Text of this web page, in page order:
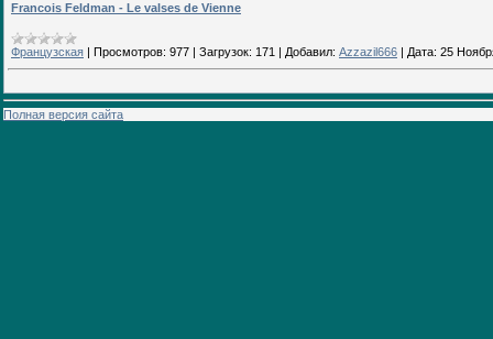
Francois Feldman - Le valses de Vienne
Французская Просмотров: 977 Загрузок: 171 Добавил: Azzazil666 Дата: 25
Полная версия сайта